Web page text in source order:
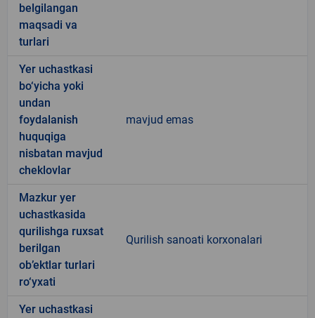
belgilangan
maqsadi va
turlari
Yer uchastkasi
bo‘yicha yoki
undan
foydalanish
huquqiga
nisbatan mavjud
cheklovlar
mavjud emas
Mazkur yer
uchastkasida
qurilishga ruxsat
berilgan
ob’ektlar turlari
ro‘yxati
Qurilish sanoati korxonalari
Yer uchastkasi